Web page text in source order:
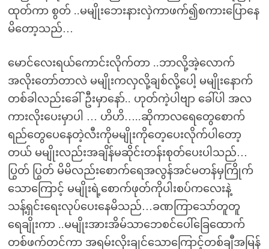
ထုတ်ကာ စွတ် ..မမျိုးဘေးနားလှဲကာဖက်၍စကားပြောနေ
မိတော့သည်…
မောင်လေးရယ်ကောင်းလိုက်တာ ..ဘာလို့အဲ့လောက်
အလိုးတော်တာလဲ မမျိုးကလှလို့ချစ်လို့ပေါ့ မမျိုးနောက်
တစ်ခါလည်းခေါ်ဦးမှာနော်.. ဟုတ်ကဲ့ပါဗျာ ခေါ်ပါ အလ
ကားလိုးပေးမှာပါ … ဟိဟိ…..ဆိုကာလရေတွေစောက်
ရည်တွေပေနေတဲ့လီးကိုမမျိုးကိုတေ့ပေးလိုက်ပါတော့
တယ် မမျိုးလည်းအချိန်မဆိုင်းတန်းစုတ်ပေးပါသည်…
ပြွတ် ပြွတ် မိမိလည်းစောက်ရေအလွန်အင်မတန်မှကြိုက်
သောကြောင့် မမျိုးရဲ့စောက်ဖုတ်ကိုပါးစပ်ကလေးနဲ့
သန့်ရှင်းရေးလုပ်ပေးနေမိသည်…ခဏကြာသော်တူတူ
ရေချိုးကာ ..မမျိုးအားအိမ်သာဘေစင်ပေါ်ခြေထောက်
တစ်ဖက်တင်ကာ အရမ်းလိုးချင်သောကြောင့်တစ်ချီအမြန်